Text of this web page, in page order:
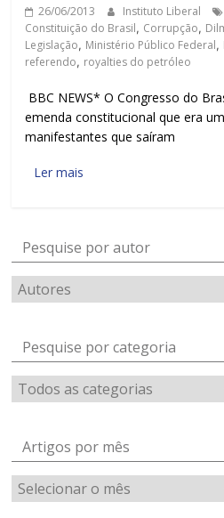
26/06/2013 Instituto Liberal
Constituição do Brasil, Corrupção,
Legislação, Ministério Público Federal,
referendo, royalties do petróleo
BBC NEWS* O Congresso do
emenda constitucional que era
manifestantes que saíram
Ler mais
Pesquise por autor
Pesquise por categoria
Artigos por mês
Artigos
por